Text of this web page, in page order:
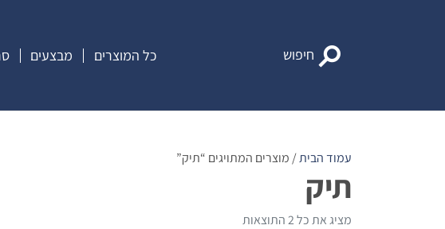
חיפוש כל המוצרים מבצעים
עמוד הבית/ מוצרים המתויגים “תיק”
תיק
מציג את כל 2 התוצאות